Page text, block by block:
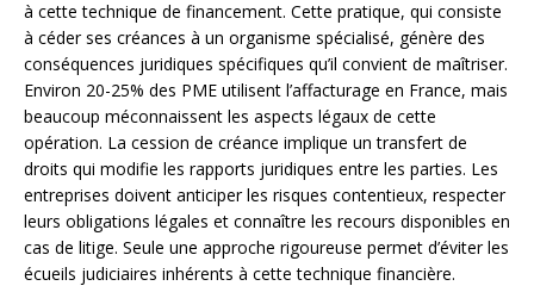
à cette technique de financement. Cette pratique, qui consiste
à céder ses créances à un organisme spécialisé, génère des
conséquences juridiques spécifiques qu’il convient de maîtriser.
Environ 20-25% des PME utilisent l’affacturage en France, mais
beaucoup méconnaissent les aspects légaux de cette
opération. La cession de créance implique un transfert de
droits qui modifie les rapports juridiques entre les parties. Les
entreprises doivent anticiper les risques contentieux, respecter
leurs obligations légales et connaître les recours disponibles en
cas de litige. Seule une approche rigoureuse permet d’éviter les
écueils judiciaires inhérents à cette technique financière.